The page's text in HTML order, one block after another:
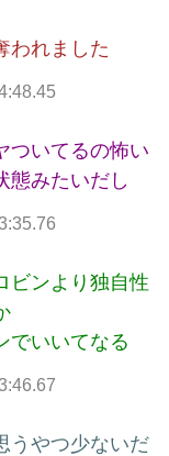
われました
ついてるの怖い
態みたいだし
ビンより独自性
でいいてなる
うやつ少ないだ